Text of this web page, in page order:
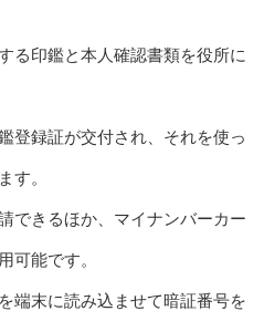
る印鑑と本人確認書類を役所に
登録証が交付され、それを使っ
す。
できるほか、マイナンバーカー
可能です。
端末に読み込ませて暗証番号を